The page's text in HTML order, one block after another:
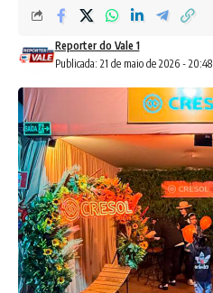
Publicada: 21 de maio de 2026 - 20:48
Reporter do Vale 1